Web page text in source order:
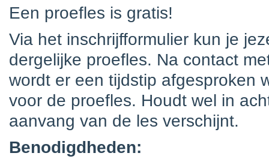
Een proefles is gratis!
Via het inschrijfformulier kun je
dergelijke proefles. Na contact
wordt er een tijdstip afgesproken
voor de proefles. Houdt wel in
aanvang van de les verschijnt.
Benodigdheden: